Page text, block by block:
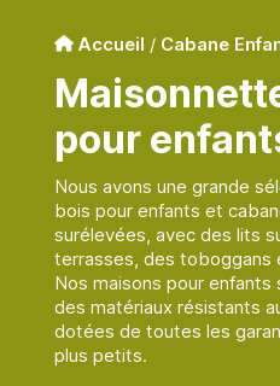
Accueil / Cabane
pour
Nous avons une grande
bois pour enfants et
surélevées, avec des lits
terrasses, des toboggans
Nos maisons pour
des matériaux résistants
dotées de toutes les
plus petits.